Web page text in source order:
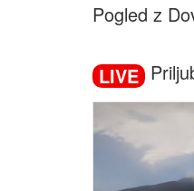
Pogled z
LIVE